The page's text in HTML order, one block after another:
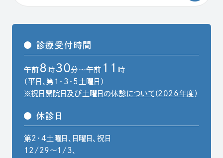
診療受付時間
午前 8 時 30分～午前 11
時
（平日、第1・3・5土曜日）
※祝日開院日及び土曜日の休診について(2026年度)
休診日
第2・4土曜日、日曜日、祝日
12/29〜1/3、